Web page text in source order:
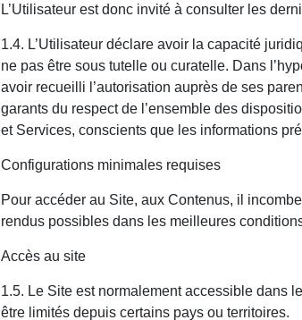
L’Utilisateur est donc invité à consulter les
1.4. L’Utilisateur déclare avoir la capacité
ne pas être sous tutelle ou curatelle. Dans
avoir recueilli l’autorisation auprès de ses
garants du respect de l’ensemble des
et Services, conscients que les informations
Configurations minimales requises
Pour accéder au Site, aux Contenus, il
rendus possibles dans les meilleures
Accès au site
1.5. Le Site est normalement accessible dans
être limités depuis certains pays ou territoires.